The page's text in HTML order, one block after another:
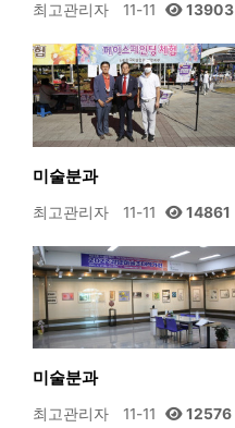
최고관리자 11-11 13903
미술분과
최고관리자 11-11 14861
미술분과
최고관리자 11-11 12576